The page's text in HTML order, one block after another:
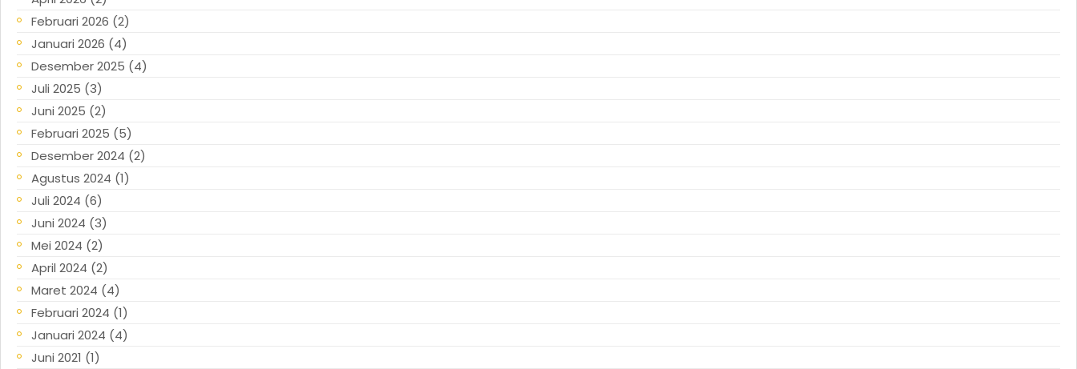
Februari 2026 (2)
Januari 2026 (4)
Desember 2025 (4)
Juli 2025 (3)
Juni 2025 (2)
Februari 2025 (5)
Desember 2024 (2)
Agustus 2024 (1)
Juli 2024 (6)
Juni 2024 (3)
Mei 2024 (2)
April 2024 (2)
Maret 2024 (4)
Februari 2024 (1)
Januari 2024 (4)
Juni 2021 (1)